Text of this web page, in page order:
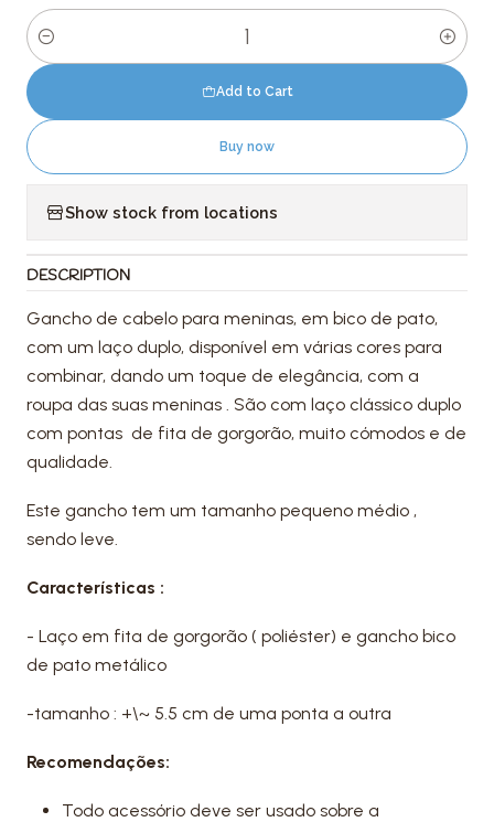
Quantity
Add to Cart
Buy now
Show stock from locations
DESCRIPTION
Gancho de cabelo para meninas, em bico de pato,
com um laço duplo, disponível em várias cores para
combinar, dando um toque de elegância, com a
roupa das suas meninas . São com laço clássico duplo
com pontas de fita de gorgorão, muito cómodos e de
qualidade.
Este gancho tem um tamanho pequeno médio ,
sendo leve.
Características :
- Laço em fita de gorgorão ( poliéster) e gancho bico
de pato metálico
-tamanho : +\~ 5.5 cm de uma ponta a outra
Recomendações:
Todo acessório deve ser usado sobre a